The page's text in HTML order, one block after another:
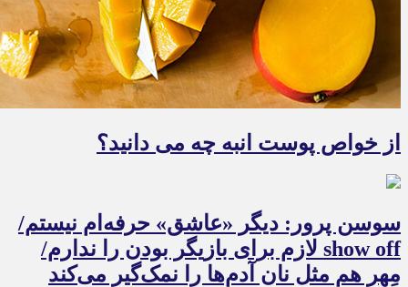
از خواص پوست انبه چه می دانید؟
سوسن پرور: دیگر «عاشق» حرفه‌ام نیستم/
show off لازم برای بازیگر بودن را ندارم/
مِهر هم مثل نان آدم‌ها را نمک‌گیر می‌کند